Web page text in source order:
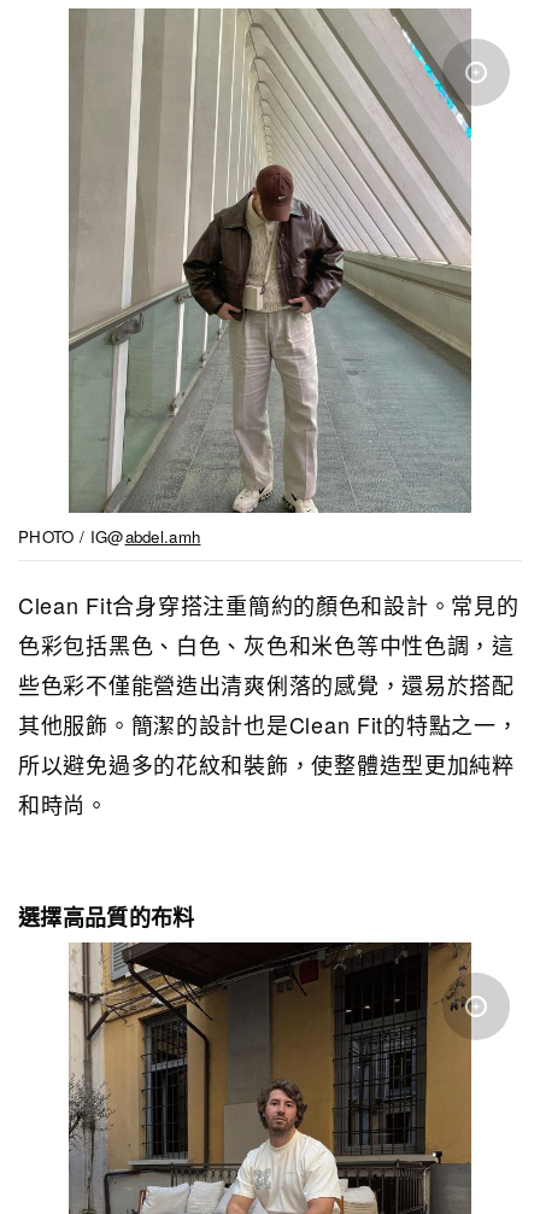
PHOTO / IG@abdel.amh
Clean Fit合身穿搭注重簡約的顏色和設計。常見的
色彩包括黑色、白色、灰色和米色等中性色調，這
些色彩不僅能營造出清爽俐落的感覺，還易於搭配
其他服飾。簡潔的設計也是Clean Fit的特點之一，
所以避免過多的花紋和裝飾，使整體造型更加純粹
和時尚。
選擇高品質的布料